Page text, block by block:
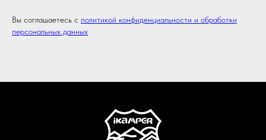
Вы соглашаетесь с политикой конфиденциальности и обработки
персональных данных